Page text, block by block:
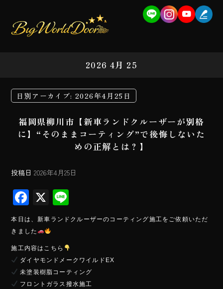
2026 4月 25
日別アーカイブ: 2026年4月25日
福岡県柳川市【新車ランドクルーザーが別格
に】“そのままコーティング”で後悔しないた
めの正解とは？】
投稿日 2026年4月25日
F
ac
e
b
o
ok
X
ne
本日は、新車ランドクルーザーのコーティング施工をご依頼いただ
きました
施工内容はこちら
ダイヤモンドメークワイルドEX
未塗装樹脂コーティング
フロントガラス撥水施工